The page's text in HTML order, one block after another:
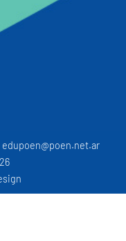
edupoen@poen.net.ar